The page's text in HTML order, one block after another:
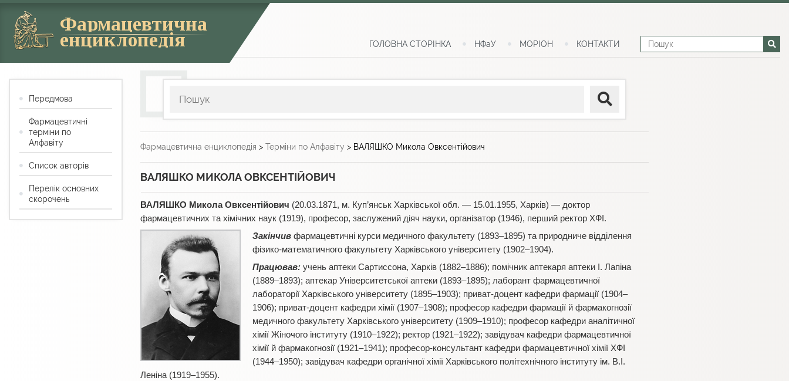
Фармацевтична
енциклопедія ГОЛОВНА СТОРІНКА НФаУ МОРІОН КОНТАКТИ
Фармацевтична енциклопедія > Терміни по Алфавіту > ВАЛЯШКО Микола Овксентійович
ВАЛЯШКО МИКОЛА ОВКСЕНТІЙОВИЧ
ВАЛЯШКО Микола Овксентійович (20.03.1871, м. Куп’янськ Харківської обл. — 15.01.1955, Харків) — доктор
фармацевтичних та хімічних наук (1919), професор, заслужений діяч науки, організатор (1946), перший ректор ХФІ.
Закінчив фармацевтичні курси медичного факультету (1893–1895) та природниче відділення
фізико-математичного факультету Харківського університету (1902–1904).
Працював: учень аптеки Сартиссона, Харків (1882–1886); помічник аптекаря аптеки І. Лапіна
(1889–1893); аптекар Університетської аптеки (1893–1895); лаборант фармацевтичної
лабораторії Харківського університету (1895–1903); приват-доцент кафедри фармації (1904–
1906); приват-доцент кафедри хімії (1907–1908); професор кафедри фармації й фармакогнозії
медичного факультету Харківського університету (1909–1910); професор кафедри аналітичної
хімії Жіночого інституту (1910–1922); ректор (1921–1922); завідувач кафедри фармацевтичної
хімії й фармакогнозії (1921–1941); професор-консультант кафедри фармацевтичної хімії ХФІ
(1944–1950); завідувач кафедри органічної хімії Харківського політехнічного інституту ім. В.І.
Леніна (1919–1955).
Передмова
Фармацевтичні
терміни по
Алфавіту
Список авторів
Перелік основних
скорочень